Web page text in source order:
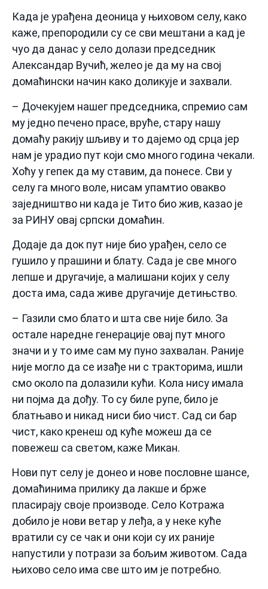
Када је урађена деоница у њиховом селу, како
каже, препородили су се сви мештани а кад је
чуо да данас у село долази председник
Александар Вучић, желео је да му на свој
домаћински начин како доликује и захвали.
– Дочекујем нашег председника, спремио сам
му једно печено прасе, вруће, стару нашу
домаћу ракију шљиву и то дајемо од срца јер
нам је урадио пут који смо много година чекали.
Хоћу у гепек да му ставим, да понесе. Сви у
селу га много воле, нисам упамтио овакво
заједништво ни када је Тито био жив, казао је
за РИНУ овај српски домаћин.
Додаје да док пут није био урађен, село се
гушило у прашини и блату. Сада је све много
лепше и другачије, а малишани којих у селу
доста има, сада живе другачије детињство.
– Газили смо блато и шта све није било. За
остале наредне генерације овај пут много
значи и у то име сам му пуно захвалан. Раније
није могло да се изађе ни с тракторима, ишли
смо около па долазили кући. Кола нису имала
ни појма да дођу. То су биле рупе, било је
блатњаво и никад ниси био чист. Сад си бар
чист, како кренеш од куће можеш да се
повежеш са светом, каже Микан.
Нови пут селу је донео и нове пословне шансе,
домаћинима прилику да лакше и брже
пласирају своје производе. Село Котража
добило је нови ветар у леђа, а у неке куће
вратили су се чак и они који су их раније
напустили у потрази за бољим животом. Сада
њихово село има све што им је потребно.